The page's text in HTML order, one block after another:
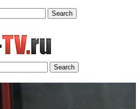
Search
Search